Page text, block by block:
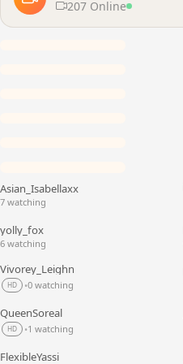
207 Online
Asian_Isabellaxx
7 watching
yolly_fox
6 watching
Vivorey_Leighn
HD •0 watching
QueenSoreal
HD •1 watching
FlexibleYassi